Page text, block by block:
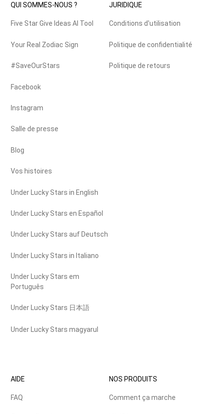
QUI SOMMES-NOUS ?
Five Star Give Ideas AI Tool
Your Real Zodiac Sign
#SaveOurStars
Facebook
Instagram
Salle de presse
Blog
Vos histoires
Under Lucky Stars in English
Under Lucky Stars en Español
Under Lucky Stars auf Deutsch
Under Lucky Stars in Italiano
Under Lucky Stars em
Português
Under Lucky Stars 日本語
Under Lucky Stars magyarul
JURIDIQUE
Conditions d'utilisation
Politique de confidentialité
Politique de retours
AIDE
FAQ
NOS PRODUITS
Comment ça marche